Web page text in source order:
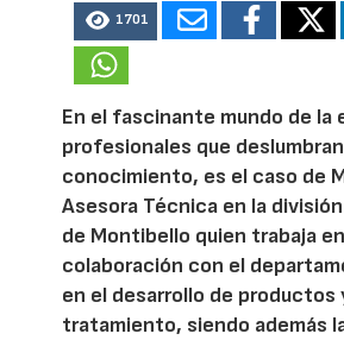
1701
En el fascinante mundo de la
profesionales que
conocimiento, es el caso de
Asesora Técnica en la
de Montibello quien trabaja
colaboración con el
en el desarrollo de productos
tratamiento, siendo además